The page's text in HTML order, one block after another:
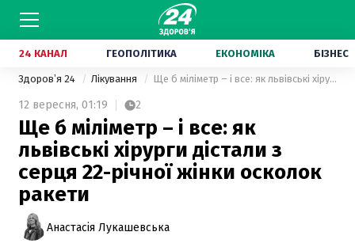
24 КАНАЛ ГЕОПОЛІТИКА ЕКОНОМІКА БІЗНЕС
Здоровʼя 24 Лікування Ще б міліметр – і все: як львівські хірурги дістали з серця 22-річної жінки осколок ракети
12 вересня, 01:19 2
Ще б міліметр – і все: як
львівські хірурги дістали з
серця 22-річної жінки осколок
ракети
Анастасія Лукашевська